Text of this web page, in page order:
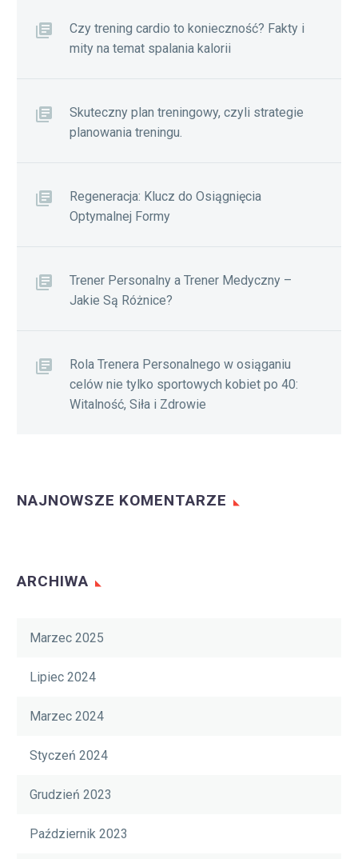
Czy trening cardio to konieczność? Fakty i
mity na temat spalania kalorii
Skuteczny plan treningowy, czyli strategie
planowania treningu.
Regeneracja: Klucz do Osiągnięcia
Optymalnej Formy
Trener Personalny a Trener Medyczny –
Jakie Są Różnice?
Rola Trenera Personalnego w osiąganiu
celów nie tylko sportowych kobiet po 40:
Witalność, Siła i Zdrowie
NAJNOWSZE KOMENTARZE
ARCHIWA
Marzec 2025
Lipiec 2024
Marzec 2024
Styczeń 2024
Grudzień 2023
Październik 2023